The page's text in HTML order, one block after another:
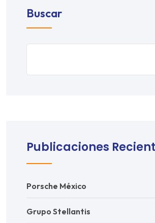
Buscar
Publicaciones
Porsche México
Grupo Stellantis